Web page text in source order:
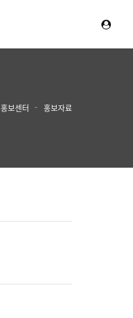
홍보센터 홍보자료